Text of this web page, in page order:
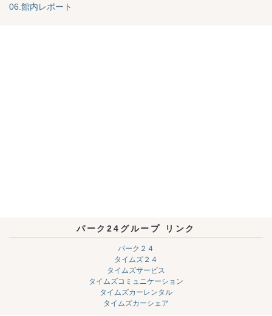
06.館内レポート
パーク24グループ リンク
パーク２４
タイムズ２４
タイムズサービス
タイムズコミュニケーション
タイムズカーレンタル
タイムズカーシェア